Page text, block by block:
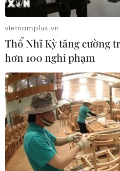
vietnamplus.vn
Thổ Nhĩ Kỳ tăng cường
hơn 100 nghi phạm